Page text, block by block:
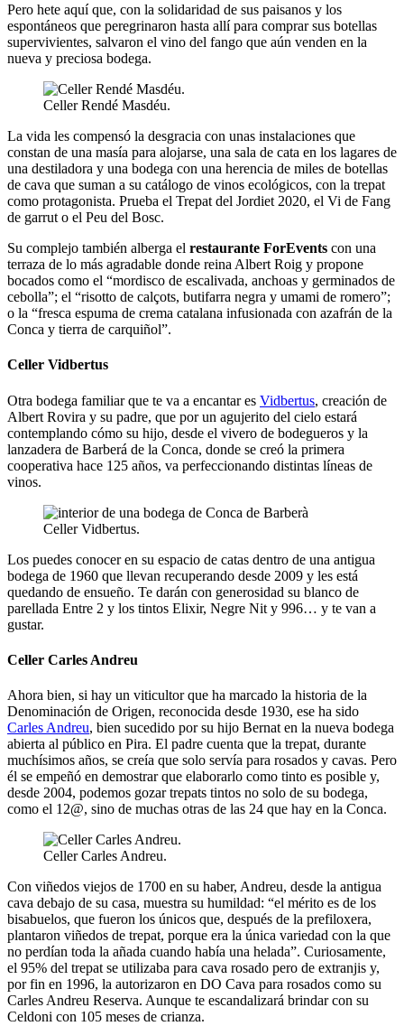
Pero hete aquí que, con la solidaridad de sus paisanos y los
espontáneos que peregrinaron hasta allí para comprar sus botellas
supervivientes, salvaron el vino del fango que aún venden en la
nueva y preciosa bodega.
Celler Rendé Masdéu.
La vida les compensó la desgracia con unas instalaciones que
constan de una masía para alojarse, una sala de cata en los lagares de
una destiladora y una bodega con una herencia de miles de botellas
de cava que suman a su catálogo de vinos ecológicos, con la trepat
como protagonista. Prueba el Trepat del Jordiet 2020, el Vi de Fang
de garrut o el Peu del Bosc.
Su complejo también alberga el restaurante ForEvents con una
terraza de lo más agradable donde reina Albert Roig y propone
bocados como el “mordisco de escalivada, anchoas y germinados de
cebolla”; el “risotto de calçots, butifarra negra y umami de romero”;
o la “fresca espuma de crema catalana infusionada con azafrán de la
Conca y tierra de carquiñol”.
Celler Vidbertus
Otra bodega familiar que te va a encantar es Vidbertus, creación de
Albert Rovira y su padre, que por un agujerito del cielo estará
contemplando cómo su hijo, desde el vivero de bodegueros y la
lanzadera de Barberá de la Conca, donde se creó la primera
cooperativa hace 125 años, va perfeccionando distintas líneas de
vinos.
Celler Vidbertus.
Los puedes conocer en su espacio de catas dentro de una antigua
bodega de 1960 que llevan recuperando desde 2009 y les está
quedando de ensueño. Te darán con generosidad su blanco de
parellada Entre 2 y los tintos Elixir, Negre Nit y 996… y te van a
gustar.
Celler Carles Andreu
Ahora bien, si hay un viticultor que ha marcado la historia de la
Denominación de Origen, reconocida desde 1930, ese ha sido
Carles Andreu, bien sucedido por su hijo Bernat en la nueva bodega
abierta al público en Pira. El padre cuenta que la trepat, durante
muchísimos años, se creía que solo servía para rosados y cavas. Pero
él se empeñó en demostrar que elaborarlo como tinto es posible y,
desde 2004, podemos gozar trepats tintos no solo de su bodega,
como el 12@, sino de muchas otras de las 24 que hay en la Conca.
Celler Carles Andreu.
Con viñedos viejos de 1700 en su haber, Andreu, desde la antigua
cava debajo de su casa, muestra su humildad: “el mérito es de los
bisabuelos, que fueron los únicos que, después de la prefiloxera,
plantaron viñedos de trepat, porque era la única variedad con la que
no perdían toda la añada cuando había una helada”. Curiosamente,
el 95% del trepat se utilizaba para cava rosado pero de extranjis y,
por fin en 1996, la autorizaron en DO Cava para rosados como su
Carles Andreu Reserva. Aunque te escandalizará brindar con su
Celdoni con 105 meses de crianza.